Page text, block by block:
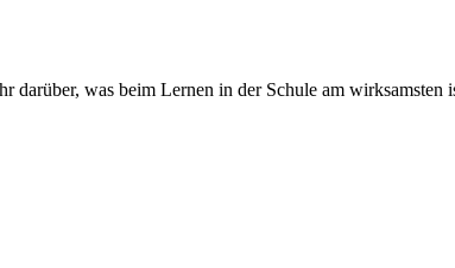
darüber, was beim Lernen in der Schule am wirksamsten